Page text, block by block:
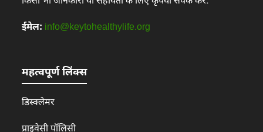
ईमेल: info@keytohealthylife.org
महत्वपूर्ण लिंक्स
डिस्क्लेमर
प्राइवेसी पॉलिसी